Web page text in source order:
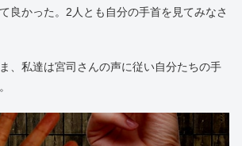
良かった。2人とも自分の手首を見てみなさ
、私達は宮司さんの声に従い自分たちの手